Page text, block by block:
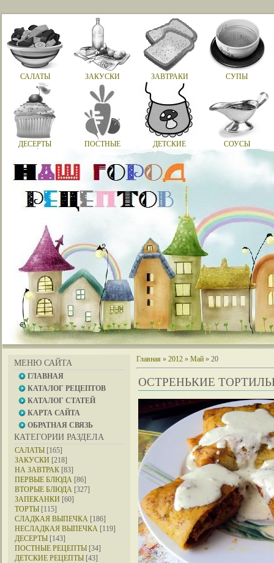
САЛАТЫ ЗАКУСКИ ЗАВТРАКИ СУПЫ
ДЕСЕРТЫ ПОСТНЫЕ ДЕТСКИЕ СОУСЫ
МЕНЮ САЙТА
ГЛАВНАЯ
КАТАЛОГ РЕЦЕПТОВ
КАТАЛОГ СТАТЕЙ
КАРТА САЙТА
ОБРАТНАЯ СВЯЗЬ
КАТЕГОРИИ РАЗДЕЛА
САЛАТЫ [165]
ЗАКУСКИ [218]
НА ЗАВТРАК [83]
ПЕРВЫЕ БЛЮДА [86]
ВТОРЫЕ БЛЮДА [327]
ЗАПЕКАНКИ [60]
ТОРТЫ [115]
СЛАДКАЯ ВЫПЕЧКА [186]
НЕСЛАДКАЯ ВЫПЕЧКА [119]
ДЕСЕРТЫ [143]
ПОСТНЫЕ РЕЦЕПТЫ [34]
ДЕТСКИЕ РЕЦЕПТЫ [43]
Главная » 2012 » Май » 20
ОСТРЕНЬКИЕ